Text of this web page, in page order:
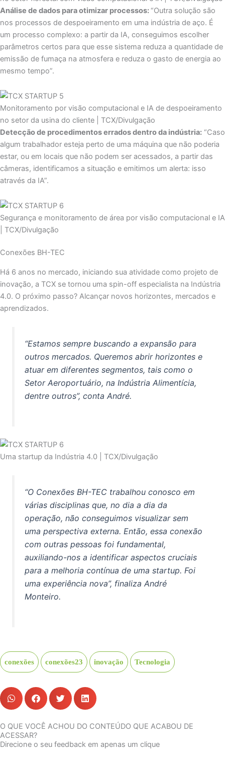
Análise de dados para otimizar processos:“Outra solução são
nos processos de despoeiramento em uma indústria de aço. É
um processo complexo: a partir da IA, conseguimos escolher
parâmetros certos para que esse sistema reduza a quantidade de
emissão de fumaça na atmosfera e reduza o gasto de energia ao
mesmo tempo”.
Monitoramento por visão computacional e IA de despoeiramento
no setor da usina do cliente | TCX/Divulgação
Detecção de procedimentos errados dentro da indústria: “Caso
algum trabalhador esteja perto de uma máquina que não poderia
estar, ou em locais que não podem ser acessados, a partir das
câmeras, identificamos a situação e emitimos um alerta: isso
através da IA”.
Segurança e monitoramento de área por visão computacional e IA
| TCX/Divulgação
Conexões BH-TEC
Há 6 anos no mercado, iniciando sua atividade como projeto de
inovação, a TCX se tornou uma spin-off especialista na Indústria
4.0. O próximo passo? Alcançar novos horizontes, mercados e
aprendizados.
“Estamos sempre buscando a expansão para
outros mercados. Queremos abrir horizontes e
atuar em diferentes segmentos, tais como o
Setor Aeroportuário, na Indústria Alimentícia,
dentre outros”, conta André.
Uma startup da Indústria 4.0 | TCX/Divulgação
“O Conexões BH-TEC trabalhou conosco em
várias disciplinas que, no dia a dia da
operação, não conseguimos visualizar sem
uma perspectiva externa. Então, essa conexão
com outras pessoas foi fundamental,
auxiliando-nos a identificar aspectos cruciais
para a melhoria contínua de uma startup. Foi
uma experiência nova”, finaliza André
Monteiro.
conexões conexões23 inovação Tecnologia
O QUE VOCÊ ACHOU DO CONTEÚDO QUE ACABOU DE
ACESSAR?
Direcione o seu feedback em apenas um clique